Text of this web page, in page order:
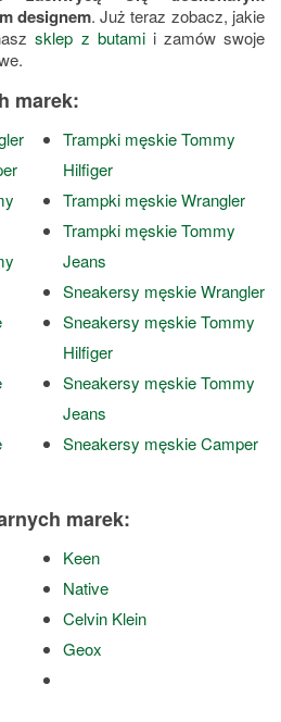
designem. Już teraz zobacz, jakie
sklep z butamii zamów swoje
marek:
Trampki męskie Tommy
Hilfiger
Trampki męskie Wrangler
Trampki męskie Tommy
Jeans
Sneakersy męskie Wrangler
Sneakersy męskie Tommy
Hilfiger
Sneakersy męskie Tommy
Jeans
Sneakersy męskie Camper
marek:
Keen
Native
Celvin Klein
Geox